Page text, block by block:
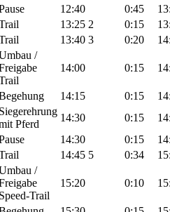
12:40 0:45
13:25 2 0:15
13:40 3 0:20
/
14:00 0:15
14:15 0:15
Siegerehrung
Pferd
14:30 0:15
14:30 0:15
14:45 5 0:34
/
Speed-Trail
15:20 0:10